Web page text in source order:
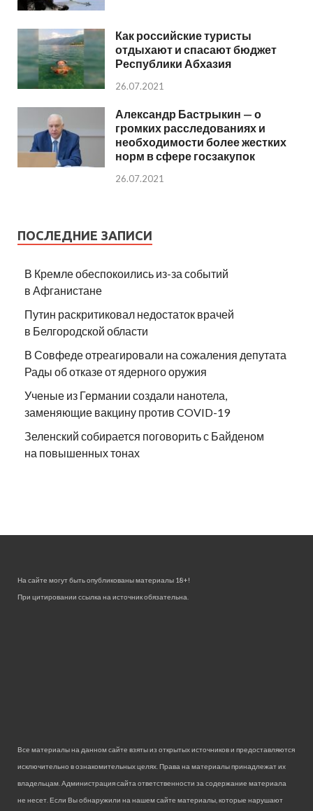
Как российские туристы
отдыхают и спасают бюджет
Республики Абхазия
26.07.2021
Александр Бастрыкин — о
громких расследованиях и
необходимости более жестких
норм в сфере госзакупок
26.07.2021
ПОСЛЕДНИЕ ЗАПИСИ
В Кремле обеспокоились из-за событий
в Афганистане
Путин раскритиковал недостаток врачей
в Белгородской области
В Совфеде отреагировали на сожаления депутата
Рады об отказе от ядерного оружия
Ученые из Германии создали нанотела,
заменяющие вакцину против COVID-19
Зеленский собирается поговорить с Байденом
на повышенных тонах
На сайте могут быть опубликованы материалы 18+!
При цитировании ссылка на источник обязательна.
Все материалы на данном сайте взяты из открытых источников и предоставляются
исключительно в ознакомительных целях. Права на материалы принадлежат их
владельцам. Администрация сайта ответственности за содержание материала
не несет. Если Вы обнаружили на нашем сайте материалы, которые нарушают